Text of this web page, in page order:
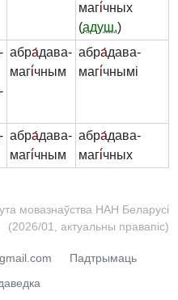
магі́чных
(адуш.)
абра́дава-
магі́чным
абра́дава-
магі́чнымі
абра́дава-
магі́чным
абра́дава-
магі́чных
мовазнаўства НАН Беларусі
(2026/01, актуальны правапіс)
Падтрымаць